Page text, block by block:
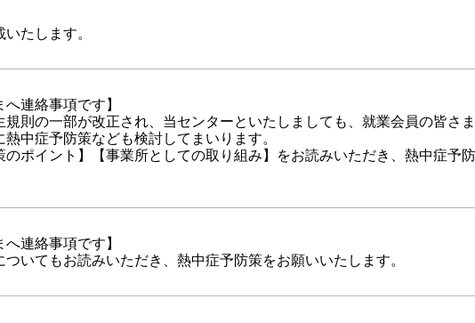
たします。
連絡事項です】
則の一部が改正され、当センターといたしましても、就業会員の皆さ
中症予防策なども検討してまいります。
ポイント】【事業所としての取り組み】をお読みいただき、熱中症予
連絡事項です】
ついてもお読みいただき、熱中症予防策をお願いいたします。